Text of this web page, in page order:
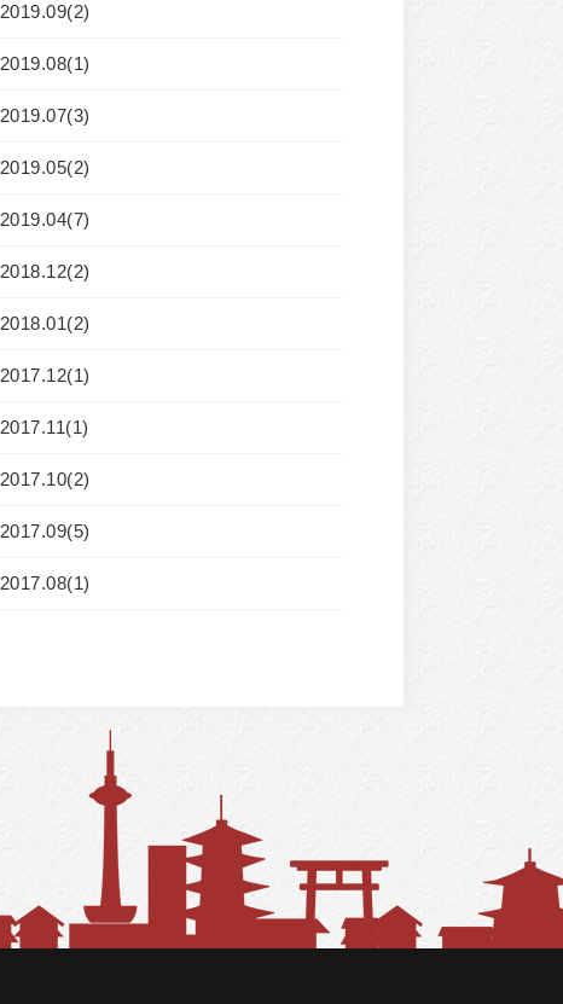
2019.09(2)
2019.08(1)
2019.07(3)
2019.05(2)
2019.04(7)
2018.12(2)
2018.01(2)
2017.12(1)
2017.11(1)
2017.10(2)
2017.09(5)
2017.08(1)